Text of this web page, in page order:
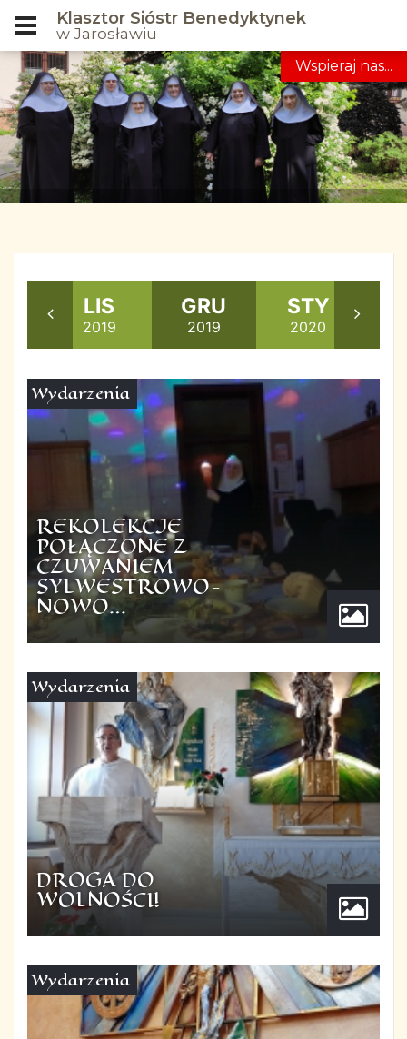
Klasztor Sióstr Benedyktynek
w Jarosławiu
Wspieraj nas...
LIS
2019
GRU
2019
STY
2020
REKOLEKCJE
POŁĄCZONE Z
CZUWANIEM
SYLWESTROWO-
NOWO…
Wydarzenia
DROGA DO
WOLNOŚCI!
Wydarzenia
Wydarzenia